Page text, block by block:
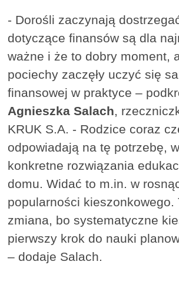
- Dorośli zaczynają
dotyczące finansów są dla
ważne i że to dobry moment,
pociechy zaczęły uczyć się
finansowej w praktyce –
Agnieszka Salach,
KRUK S.A. - Rodzice coraz
odpowiadają na tę potrzebę,
konkretne rozwiązania
domu. Widać to m.in. w
popularności kieszonkowego.
zmiana, bo systematyczne
pierwszy krok do nauki
– dodaje Salach.